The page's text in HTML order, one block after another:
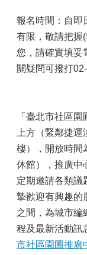
報名時間：自即
有限，敬請把握
您，請確實填妥
關疑問可撥打
「臺北市社區
上方（緊鄰捷
樓），開放時間
休館），推廣中
定期邀請各類議
摯歡迎有興趣的
之間，為城市編
程及最新活動訊
市社區園圃推廣